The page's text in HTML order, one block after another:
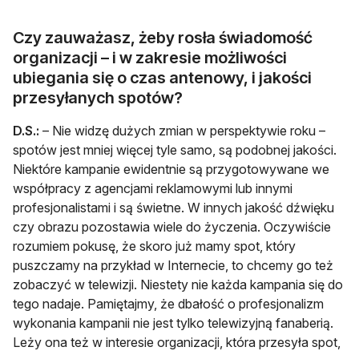
Czy zauważasz, żeby rosła świadomość
organizacji – i w zakresie możliwości
ubiegania się o czas antenowy, i jakości
przesyłanych spotów?
D.S.: – Nie widzę dużych zmian w perspektywie roku –
spotów jest mniej więcej tyle samo, są podobnej jakości.
Niektóre kampanie ewidentnie są przygotowywane we
współpracy z agencjami reklamowymi lub innymi
profesjonalistami i są świetne. W innych jakość dźwięku
czy obrazu pozostawia wiele do życzenia. Oczywiście
rozumiem pokusę, że skoro już mamy spot, który
puszczamy na przykład w Internecie, to chcemy go też
zobaczyć w telewizji. Niestety nie każda kampania się do
tego nadaje. Pamiętajmy, że dbałość o profesjonalizm
wykonania kampanii nie jest tylko telewizyjną fanaberią.
Leży ona też w interesie organizacji, która przesyła spot,